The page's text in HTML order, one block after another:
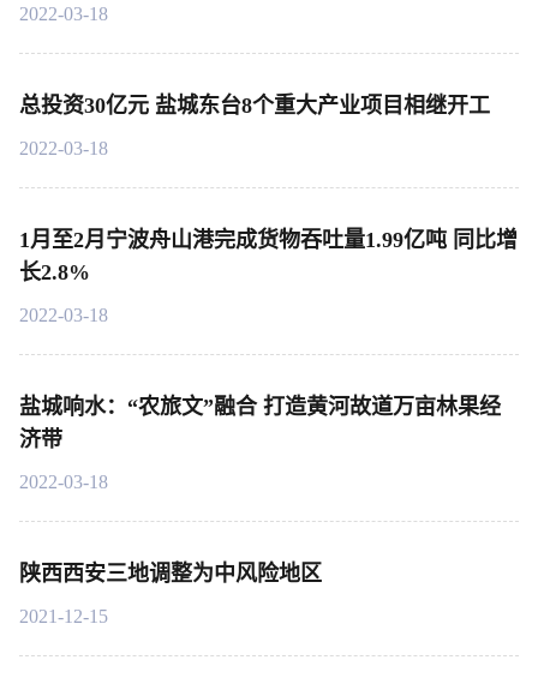
2022-03-18
总投资30亿元 盐城东台8个重大产业项目相继开工
2022-03-18
1月至2月宁波舟山港完成货物吞吐量1.99亿吨 同比增
长2.8%
2022-03-18
盐城响水：“农旅文”融合 打造黄河故道万亩林果经
济带
2022-03-18
陕西西安三地调整为中风险地区
2021-12-15